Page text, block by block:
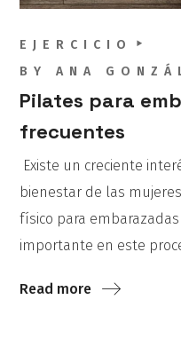
EJERCICIO
BYANA
Pilates para
frecuentes
Existe un creciente
bienestar de las
físico para
importante en este
Read more